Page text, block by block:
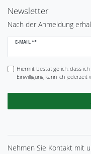
Newsletter
Nach der Anmeldung
E-MAIL **
Newsletter
Hiermit bestätige ich, dass ich
Einwilligung kann ich
Nehmen Sie Kontakt mit